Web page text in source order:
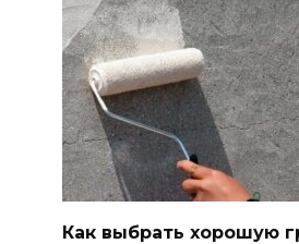
Как выбрать хорошую